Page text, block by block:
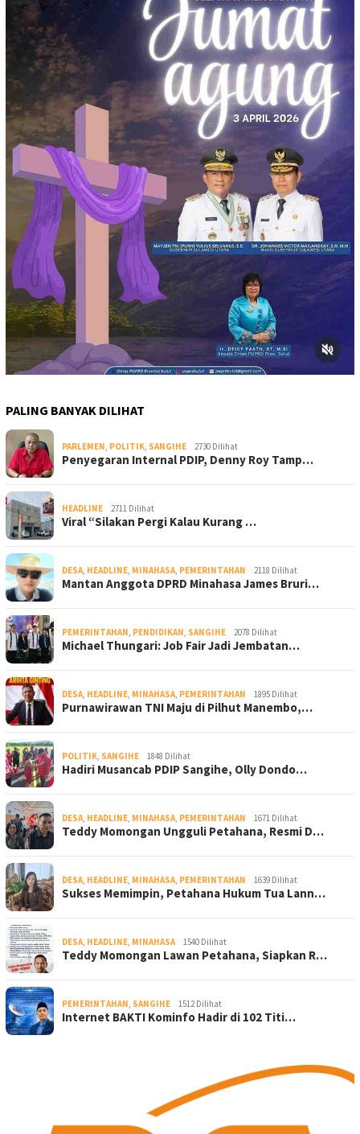
PALING BANYAK DILIHAT
PARLEMEN POLITIK SANGIHE 2730 Dilihat
Penyegaran Internal PDIP, Denny Roy Tamp…
HEADLINE 2711 Dilihat
Viral “Silakan Pergi Kalau Kurang …
DESA HEADLINE MINAHASA PEMERINTAHAN 2118 Dilihat
Mantan Anggota DPRD Minahasa James Bruri…
PEMERINTAHAN PENDIDIKAN SANGIHE 2078 Dilihat
Michael Thungari: Job Fair Jadi Jembatan…
DESA HEADLINE MINAHASA PEMERINTAHAN 1895 Dilihat
Purnawirawan TNI Maju di Pilhut Manembo,…
POLITIK SANGIHE 1848 Dilihat
Hadiri Musancab PDIP Sangihe, Olly Dondo…
DESA HEADLINE MINAHASA PEMERINTAHAN 1671 Dilihat
Teddy Momongan Ungguli Petahana, Resmi D…
DESA HEADLINE MINAHASA PEMERINTAHAN 1639 Dilihat
Sukses Memimpin, Petahana Hukum Tua Lann…
DESA HEADLINE MINAHASA 1540 Dilihat
Teddy Momongan Lawan Petahana, Siapkan R…
PEMERINTAHAN SANGIHE 1512 Dilihat
Internet BAKTI Kominfo Hadir di 102 Titi…